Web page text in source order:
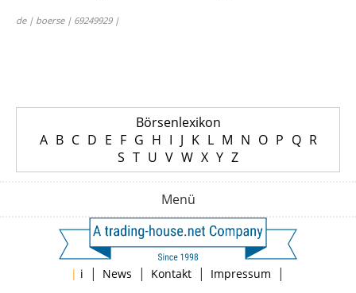
de | boerse | 69249929 |
Börsenlexikon
A B C D E F G H I J K L M N O P Q R
S T U V W X Y Z
Menü
| i | News | Kontakt | Impressum |